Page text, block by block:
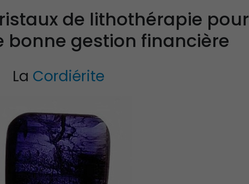
de lithothérapie pour
bonne gestion financière
La Cordiérite